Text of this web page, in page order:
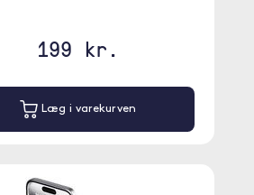
199 kr.
Læg i varekurven